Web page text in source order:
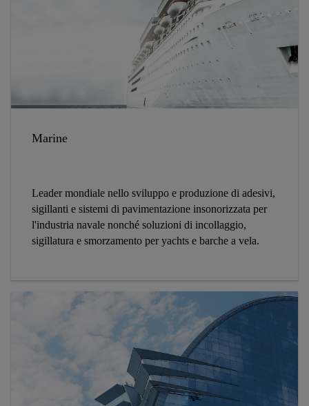
Marine
Leader mondiale nello sviluppo e produzione di adesivi,
sigillanti e sistemi di pavimentazione insonorizzata per
l'industria navale nonché soluzioni di incollaggio,
sigillatura e smorzamento per yachts e barche a vela.